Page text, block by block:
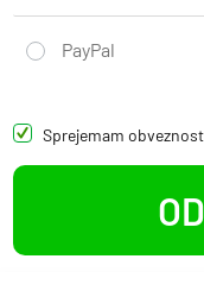
PayPal
Sprejemam